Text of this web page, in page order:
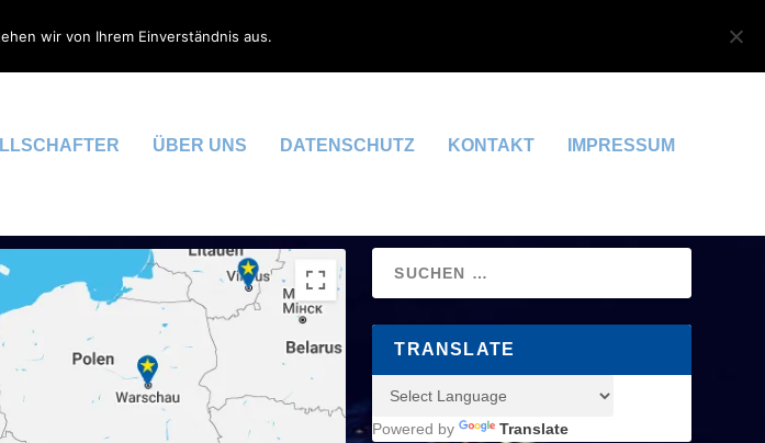
ÜBER UNS DATENSCHUTZ KONTAKT IMPRESSUM
TRANSLATE
Powered by Translate
wir von Ihrem Einverständnis aus.